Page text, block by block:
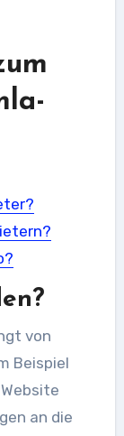
von
Beispiel
an die